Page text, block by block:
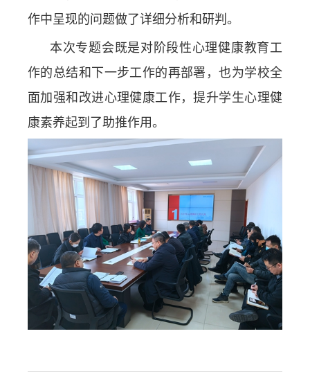
作中呈现的问题做了详细分析和研判。
本次专题会既是对阶段性心理健康教育工
作的总结和下一步工作的再部署，也为学校全
面加强和改进心理健康工作，提升学生心理健
康素养起到了助推作用。